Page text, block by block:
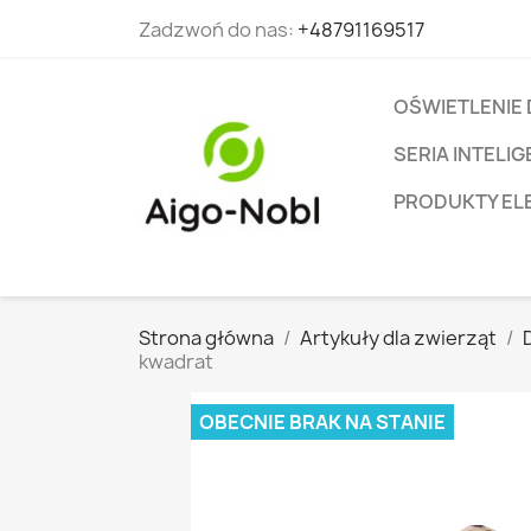
Zadzwoń do nas: +48791169517
OŚWIETLENIE
SERIA
PRODUKTY
Strona główna Artykuły dla zwierząt
kwadrat
OBECNIE BRAK NA STANIE